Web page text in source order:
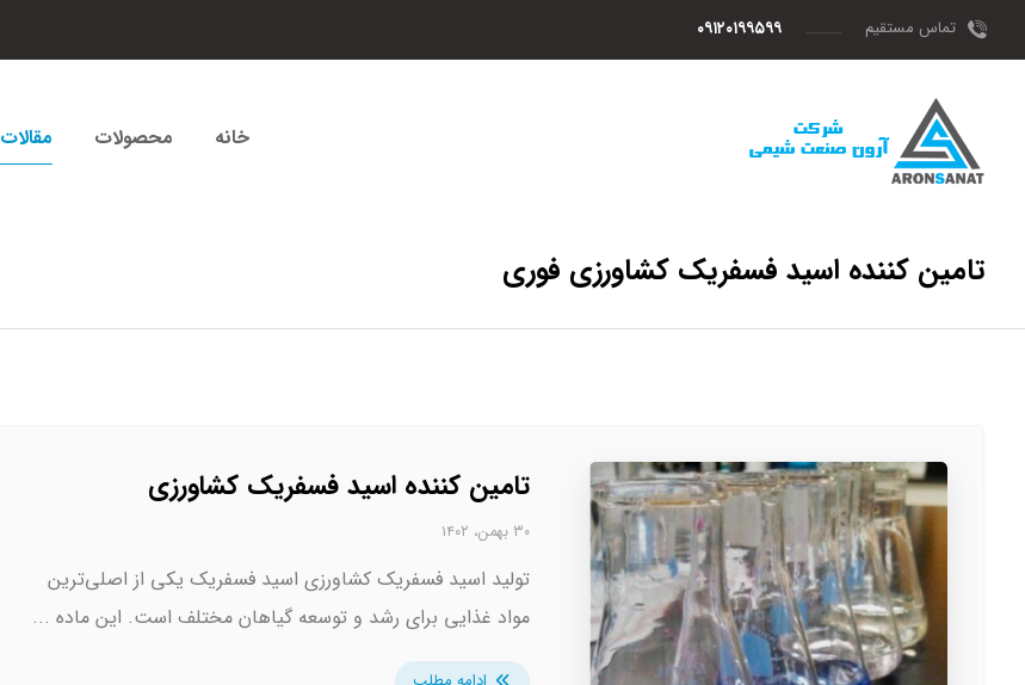
تماس مستقیم ۰۹۱۲۰۱۹۹۵۹۹
خانه محصولات مقالات
تامین کننده اسید فسفریک کشاورزی فوری
تامین کننده اسید فسفریک کشاورزی
۳۰ بهمن، ۱۴۰۲
تولید اسید فسفریک کشاورزی اسید فسفریک یکی از اصلی‌ترین
مواد غذایی برای رشد و توسعه گیاهان مختلف است. این ماده ...